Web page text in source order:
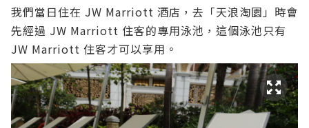
我們當日住在 JW Marriott 酒店，去「天浪淘園」時會
先經過 JW Marriott 住客的專用泳池，這個泳池只有
JW Marriott 住客才可以享用。